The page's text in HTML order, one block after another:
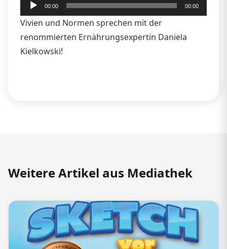
Player
00:00 00:00
Vivien und Normen sprechen mit der
renommierten Ernährungsexpertin Daniela
Kielkowski!
Weitere Artikel aus Mediathek